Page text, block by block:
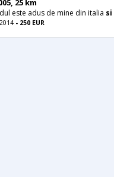
25 km
este adus de mine din italia si
- 250 EUR